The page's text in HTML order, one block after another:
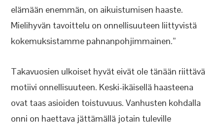
elämään enemmän, on aikuistumisen haaste.
Mielihyvän tavoittelu on onnellisuuteen liittyvistä
kokemuksistamme pahnanpohjimmainen.”
Takavuosien ulkoiset hyvät eivät ole tänään riittävä
motiivi onnellisuuteen. Keski-ikäisellä haasteena
ovat taas asioiden toistuvuus. Vanhusten kohdalla
onni on haettava jättämällä jotain tuleville